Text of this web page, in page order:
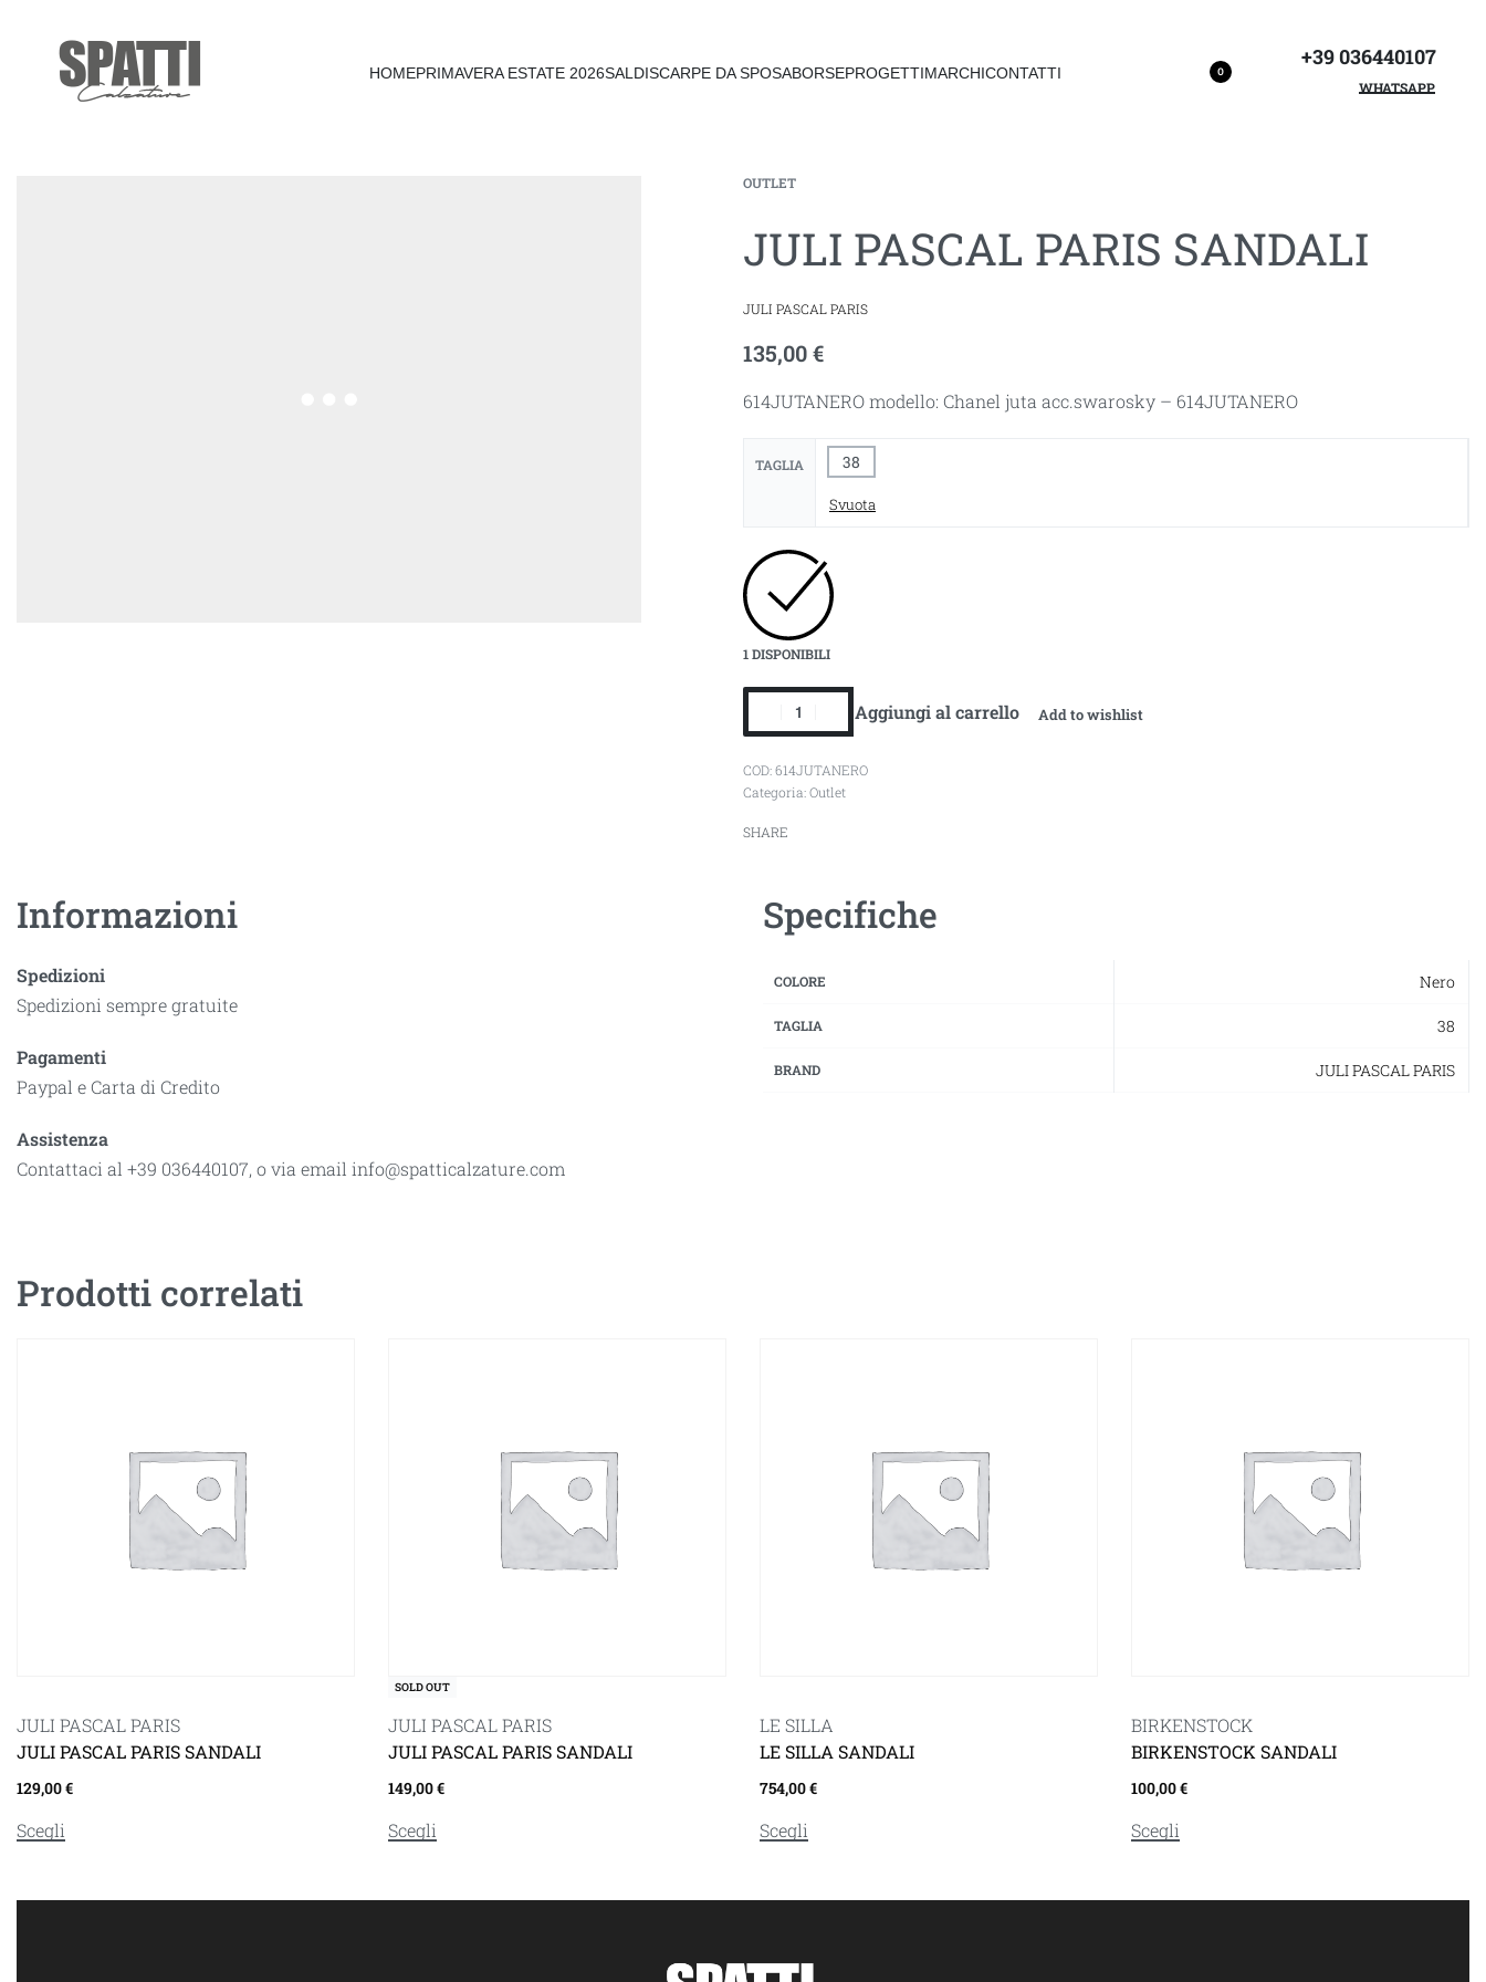
HOMEPRIMAVERA ESTATE 2026SALDISCARPE DA SPOSABORSEPROGETTIMARCHICONTATTI 0
+39 036440107
WHATSAPP
OUTLET
JULI PASCAL PARIS SANDALI
JULI PASCAL PARIS
135,00€
614JUTANERO modello: Chanel juta acc.swarosky – 614JUTANERO
TAGLIA 38
Svuota
1 DISPONIBILI
Aggiungi al carrello Add to wishlist
614JUTANERO
Categoria:Outlet
SHARE
Informazioni
Spedizioni
Spedizioni sempre gratuite
Pagamenti
Paypal e Carta di Credito
Assistenza
Contattaci al +39 036440107, o via email info@spatticalzature.com
Specifiche
COLORE Nero
TAGLIA 38
BRAND JULI PASCAL PARIS
Prodotti correlati
JULI PASCAL PARIS
JULI PASCAL PARIS SANDALI
129,00€
Scegli
SOLD OUT
JULI PASCAL PARIS
JULI PASCAL PARIS SANDALI
149,00€
Scegli
LE SILLA
LE SILLA SANDALI
754,00€
Scegli
BIRKENSTOCK
BIRKENSTOCK SANDALI
100,00€
Scegli